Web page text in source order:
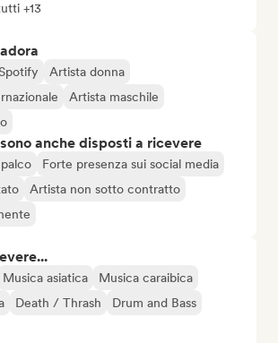
+13
Artista donna
Artista maschile
anche disposti a ricevere
Forte presenza sui social media
Artista non sotto contratto
Musica asiatica
Musica caraibica
Death / Thrash
Drum and Bass